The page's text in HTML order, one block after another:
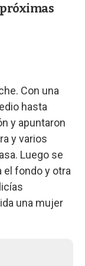
Con una
hasta
y apuntaron
y varios
Luego se
el fondo y otra
una mujer